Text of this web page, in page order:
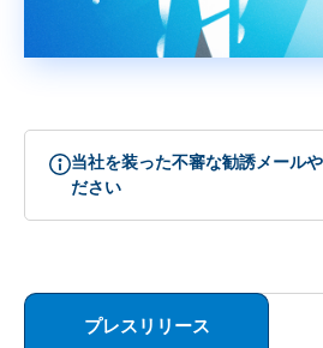
当社を装った不審な勧誘メール
ださい
プレスリリース